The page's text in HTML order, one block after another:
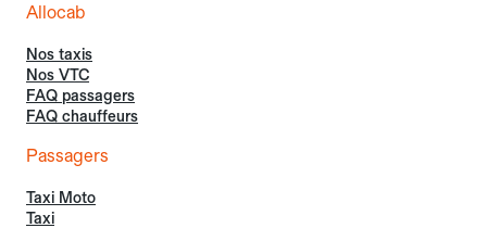
Allocab
Nos taxis
Nos VTC
FAQ passagers
FAQ chauffeurs
Passagers
Taxi Moto
Taxi